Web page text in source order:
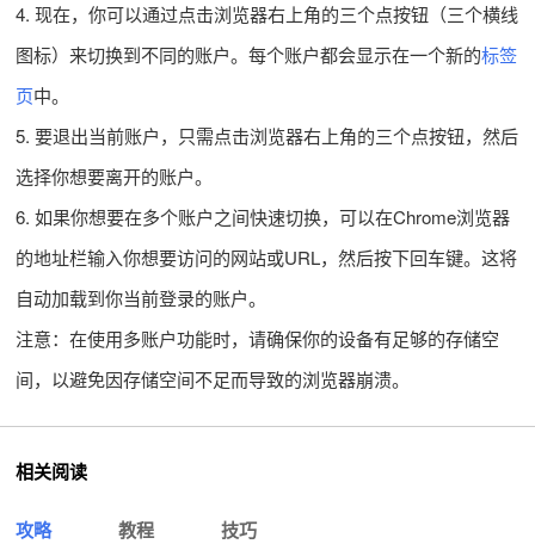
4. 现在，你可以通过点击浏览器右上角的三个点按钮（三个横线
图标）来切换到不同的账户。每个账户都会显示在一个新的标签
页中。
5. 要退出当前账户，只需点击浏览器右上角的三个点按钮，然后
选择你想要离开的账户。
6. 如果你想要在多个账户之间快速切换，可以在Chrome浏览器
的地址栏输入你想要访问的网站或URL，然后按下回车键。这将
自动加载到你当前登录的账户。
注意：在使用多账户功能时，请确保你的设备有足够的存储空
间，以避免因存储空间不足而导致的浏览器崩溃。
相关阅读
攻略 教程 技巧